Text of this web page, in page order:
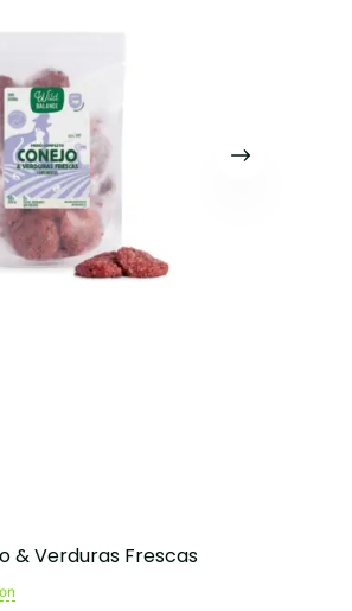
& Verduras Frescas